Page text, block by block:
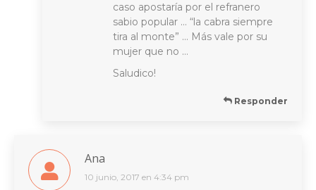
caso apostaría por el refranero
sabio popular … “la cabra siempre
tira al monte” … Más vale por su
mujer que no …
Saludico!
Responder
Ana
dice:
10 junio, 2017 en 4:34 pm